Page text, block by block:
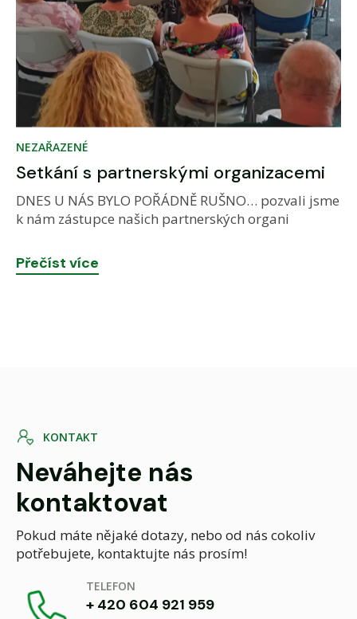
NEZAŘAZENÉ
Setkání s partnerskými organizacemi
DNES U NÁS BYLO POŘÁDNĚ RUŠNO… pozvali jsme
k nám zástupce našich partnerských organi
Přečíst více
KONTAKT
Neváhejte nás
kontaktovat
Pokud máte nějaké dotazy, nebo od nás cokoliv
potřebujete, kontaktujte nás prosím!
TELEFON
+ 420 604 921 959